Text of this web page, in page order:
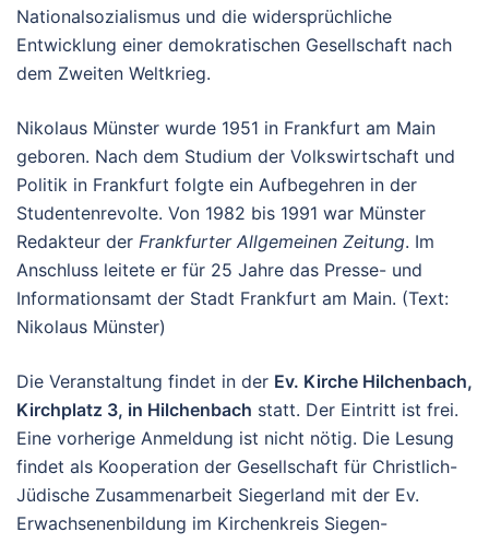
Nationalsozialismus und die widersprüchliche
Entwicklung einer demokratischen Gesellschaft nach
dem Zweiten Weltkrieg.
Nikolaus Münster wurde 1951 in Frankfurt am Main
geboren. Nach dem Studium der Volkswirtschaft und
Politik in Frankfurt folgte ein Aufbegehren in der
Studentenrevolte. Von 1982 bis 1991 war Münster
Redakteur der Frankfurter Allgemeinen Zeitung. Im
Anschluss leitete er für 25 Jahre das Presse- und
Informationsamt der Stadt Frankfurt am Main. (Text:
Nikolaus Münster)
Die Veranstaltung findet in der Ev. Kirche Hilchenbach,
Kirchplatz 3, in Hilchenbach statt. Der Eintritt ist frei.
Eine vorherige Anmeldung ist nicht nötig. Die Lesung
findet als Kooperation der Gesellschaft für Christlich-
Jüdische Zusammenarbeit Siegerland mit der Ev.
Erwachsenenbildung im Kirchenkreis Siegen-